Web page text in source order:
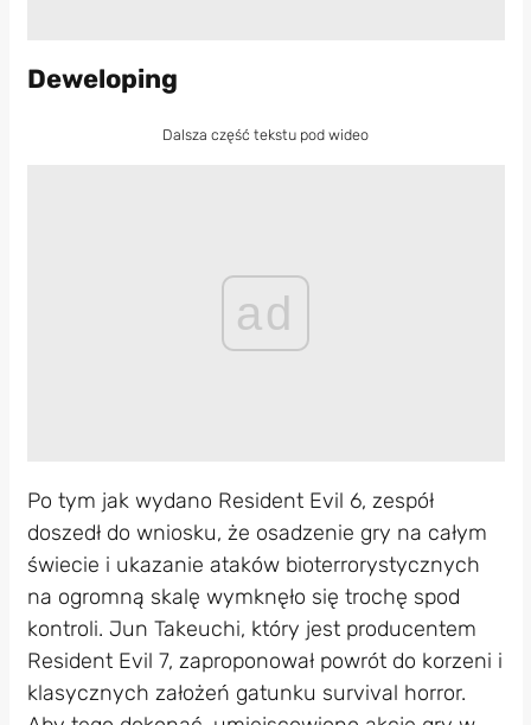
Deweloping
Dalsza część tekstu pod wideo
ad
Po tym jak wydano Resident Evil 6, zespół
doszedł do wniosku, że osadzenie gry na całym
świecie i ukazanie ataków bioterrorystycznych
na ogromną skalę wymknęło się trochę spod
kontroli. Jun Takeuchi, który jest producentem
Resident Evil 7, zaproponował powrót do korzeni i
klasycznych założeń gatunku survival horror.